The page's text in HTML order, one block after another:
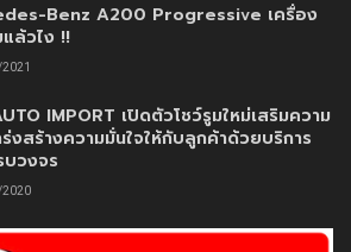
Benz A200 Progressive เครื่อง
ล้วไง !!
IMPORT เปิดตัวโชว์รูมใหม่เสริมความ
งสร้างความมั่นใจให้กับลูกค้าด้วยบริการ
วงจร